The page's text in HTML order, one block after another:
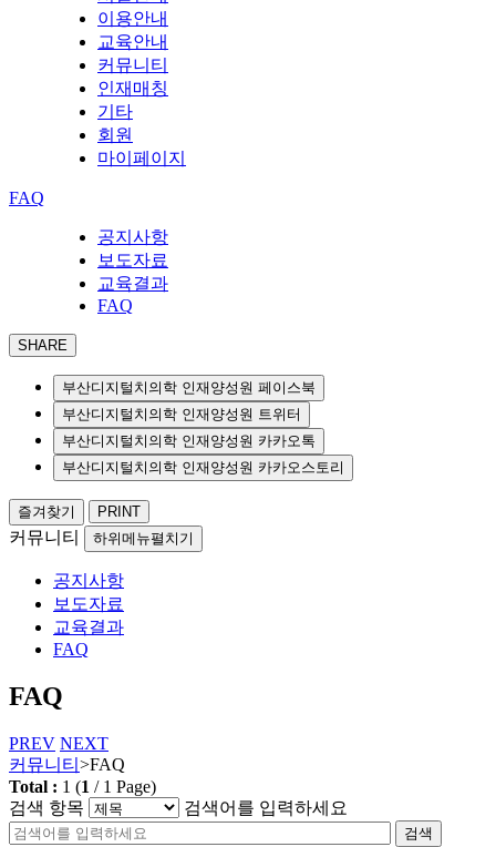
이용안내
교육안내
커뮤니티
인재매칭
기타
회원
마이페이지
FAQ
공지사항
보도자료
교육결과
FAQ
SHARE
부산디지털치의학 인재양성원 페이스북
부산디지털치의학 인재양성원 트위터
부산디지털치의학 인재양성원 카카오톡
부산디지털치의학 인재양성원 카카오스토리
즐겨찾기 PRINT
커뮤니티 하위메뉴펼치기
공지사항
보도자료
교육결과
FAQ
FAQ
PREV NEXT
커뮤니티 >FAQ
Total : 1 (1 / 1 Page)
검색 항목
검색어를 입력하세요
검색